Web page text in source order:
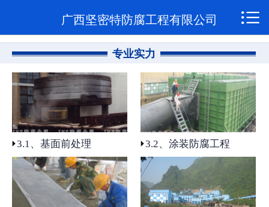
 网站首页
关于我们
1.1公司简介
1.2企业资质
1.3企业荣誉
规范管理
2.1质量管理
2.2安全管理
广西坚密特防腐工程有限公司 
专业实力
3.1、基面前处理 3.2、涂装防腐工程